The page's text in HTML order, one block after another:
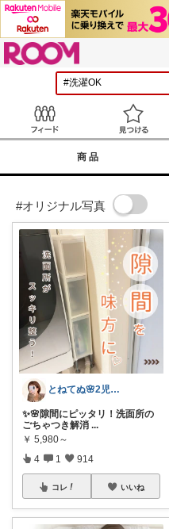
商品
#オリジナル写真
とねてぬ🌸2児ママ✿毎日をラク&快適に
✨🌸隙間にピッタリ！洗面所の
ごちゃつき解消 ...
￥ 5,980～
4 1 914
コレ いいね